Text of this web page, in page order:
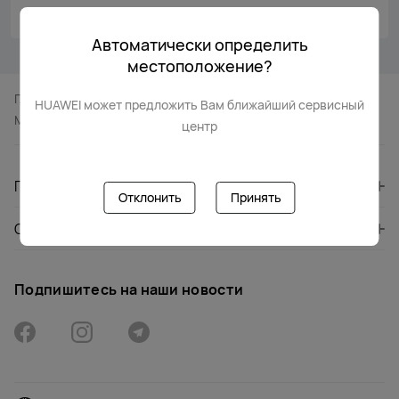
Автоматически определить
местоположение?
HUAWEI может предложить Вам ближайший сервисный
центр
Отклонить Принять
Главная
Поддержка
Место Расположения Центра Обслуживания
ПРОДУКТЫ
О HUAWEI
Подпишитесь на наши новости